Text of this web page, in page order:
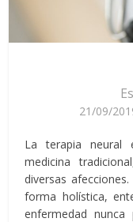
21/09/
La terapia neural
medicina
diversas
forma holística,
enfermedad nunca